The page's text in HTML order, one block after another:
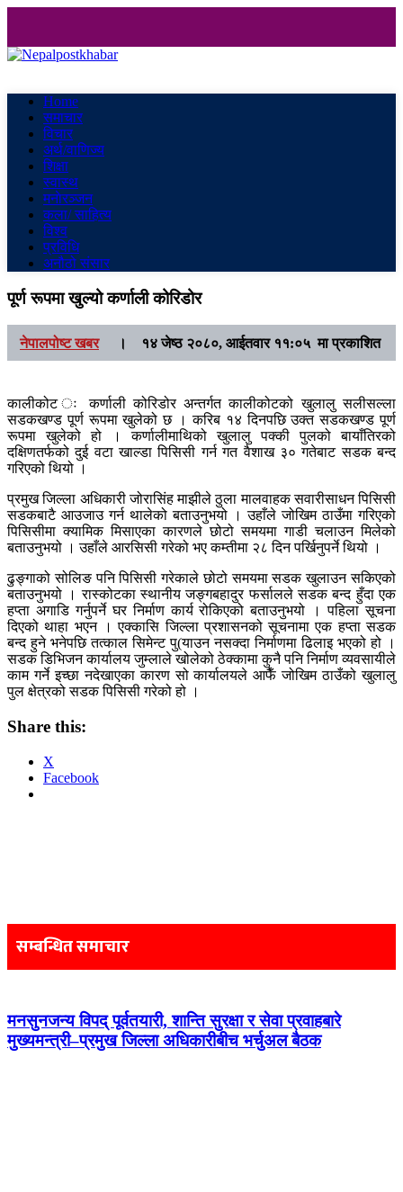
Home
समाचार
विचार
अर्थ/वाणिज्य
शिक्षा
स्वास्थ
मनाेरञ्जन
कला/ साहित्य
विश्व
प्रविधि
अनौठो संसार
पूर्ण रूपमा खुल्यो कर्णाली कोरिडोर
नेपालपोष्ट खबर। १४ जेष्ठ २०८०, आईतवार ११:०५ मा प्रकाशित
कालीकोट ः कर्णाली कोरिडोर अन्तर्गत कालीकोटको खुलालु सलीसल्ला
सडकखण्ड पूर्ण रूपमा खुलेको छ । करिब १४ दिनपछि उक्त सडकखण्ड पूर्ण
रूपमा खुलेको हो । कर्णालीमाथिको खुलालु पक्की पुलको बायाँतिरको
दक्षिणतर्फको दुई वटा खाल्डा पिसिसी गर्न गत वैशाख ३० गतेबाट सडक बन्द
गरिएको थियो ।
प्रमुख जिल्ला अधिकारी जोरासिंह माझीले ठुला मालवाहक सवारीसाधन पिसिसी
सडकबाटै आउजाउ गर्न थालेको बताउनुभयो । उहाँले जोखिम ठाउँमा गरिएको
पिसिसीमा क्यामिक मिसाएका कारणले छोटो समयमा गाडी चलाउन मिलेको
बताउनुभयो । उहाँले आरसिसी गरेको भए कम्तीमा २८ दिन पर्खिनुपर्ने थियो ।
ढुङ्गाको सोलिङ पनि पिसिसी गरेकाले छोटो समयमा सडक खुलाउन सकिएको
बताउनुभयो । रास्कोटका स्थानीय जङ्गबहादुर फर्सालले सडक बन्द हुँदा एक
हप्ता अगाडि गर्नुपर्ने घर निर्माण कार्य रोकिएको बताउनुभयो । पहिला सूचना
दिएको थाहा भएन । एक्कासि जिल्ला प्रशासनको सूचनामा एक हप्ता सडक
बन्द हुने भनेपछि तत्काल सिमेन्ट पु(याउन नसक्दा निर्माणमा ढिलाइ भएको हो ।
सडक डिभिजन कार्यालय जुम्लाले खोलेको ठेक्कामा कुनै पनि निर्माण व्यवसायीले
काम गर्ने इच्छा नदेखाएका कारण सो कार्यालयले आफैँ जोखिम ठाउँको खुलालु
पुल क्षेत्रको सडक पिसिसी गरेको हो ।
Share this:
X
Facebook
navigation
सम्बन्धित समाचार
मनसुनजन्य विपद् पूर्वतयारी, शान्ति सुरक्षा र सेवा प्रवाहबारे
मुख्यमन्त्री–प्रमुख जिल्ला अधिकारीबीच भर्चुअल बैठक